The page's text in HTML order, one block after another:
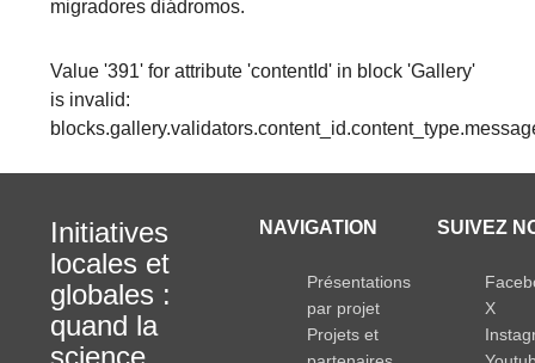
migradores diádromos.
Value '391' for attribute 'contentId' in block 'Gallery'
is invalid:
Initiatives
locales et
globales :
quand la
science
NAVIGATION
Présentations
par projet
Projets et
SUIVEZ
X